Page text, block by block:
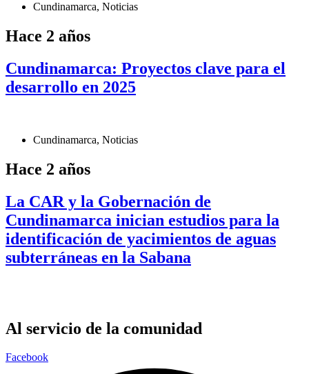
Cundinamarca, Noticias
Hace 2 años
Cundinamarca: Proyectos clave para el
desarrollo en 2025
Cundinamarca, Noticias
Hace 2 años
La CAR y la Gobernación de
Cundinamarca inician estudios para la
identificación de yacimientos de aguas
subterráneas en la Sabana
Al servicio de la comunidad
Facebook